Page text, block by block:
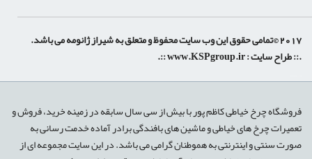
2017 ©تمامی حقوق این وب سایت محفوظ و متعلق به شیراز ژانومه می باشد.
.:: طراح سایت :www.KSPgroup.ir
::.
فروشگاه چرخ خیاطی کاظم پور با بیش از سی سال سابقه در زمینه خرید، فروش و
تعمیرات چرخ های خیاطی و ماشین های بافندگی برادر آماده خدمت رسانی به
صورت سنتی و اینترنتی به هموطنان گرامی می باشد. در این سایت مجموعه ای از